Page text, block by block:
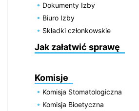
Dokumenty Izby
Biuro Izby
Składki członkowskie
Jak załatwić sprawę
Komisje
Komisja Stomatologiczna
Komisja Bioetyczna